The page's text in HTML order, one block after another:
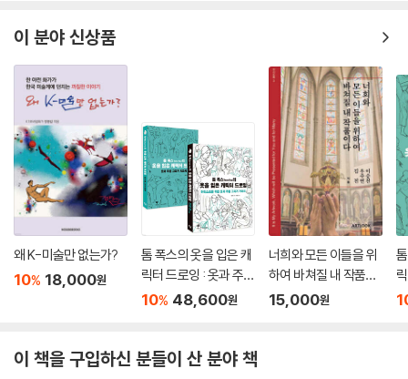
5-3 형태로서 여백 보기
반형태로서 여백
더 알아보기
조합형 한글 코드와 완성형 한글 코드
팬그램과 로렘 입숨
볼드(B)와 이탤릭(I)
인디자인 팁
로마자 균등 배치
이 분야 신상품
왜 K-미술만 없는가?
10% 18,000원
톰 폭스의 옷을 입은 캐
릭터 드로잉 : 옷과 주름
그리기 가이드 + 워크
10% 48,600원
너희와 모든 이들을 위
하여 바쳐질 내 작품이
다
15,000원
이 책을 구입하신 분들이 산 분야 책